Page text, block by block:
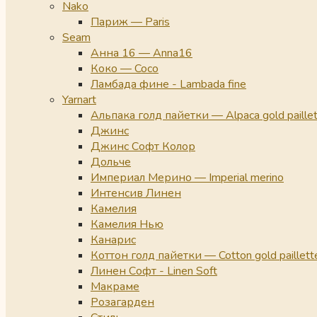
Nako
Париж — Paris
Seam
Анна 16 — Anna16
Коко — Coco
Ламбада фине - Lambada fine
Yarnart
Альпака голд пайетки — Alpaca gold
Джинс
Джинс Софт Колор
Дольче
Империал Мерино — Imperial merino
Интенсив Линен
Камелия
Камелия Нью
Канарис
Коттон голд пайетки — Cotton gold
Линен Софт - Linen Soft
Макраме
Розагарден